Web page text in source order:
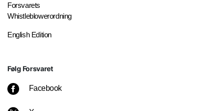
Forsvarets
Whistleblowerordning
English Edition
Følg Forsvaret
Facebook